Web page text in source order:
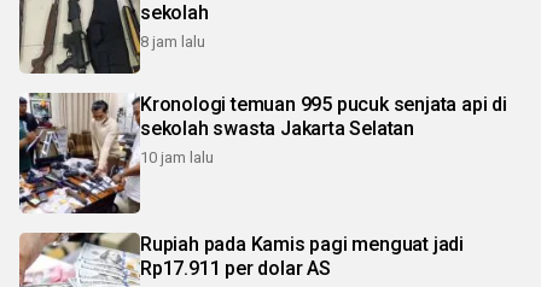
sekolah
8 jam lalu
Kronologi temuan 995 pucuk senjata api di
sekolah swasta Jakarta Selatan
10 jam lalu
Rupiah pada Kamis pagi menguat jadi
Rp17.911 per dolar AS